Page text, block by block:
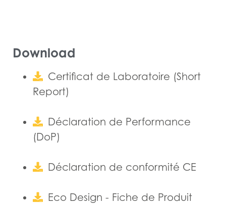
Download
Certificat de Laboratoire (Short
Report)
Déclaration de Performance
(DoP)
Déclaration de conformité CE
Eco Design - Fiche de Produit